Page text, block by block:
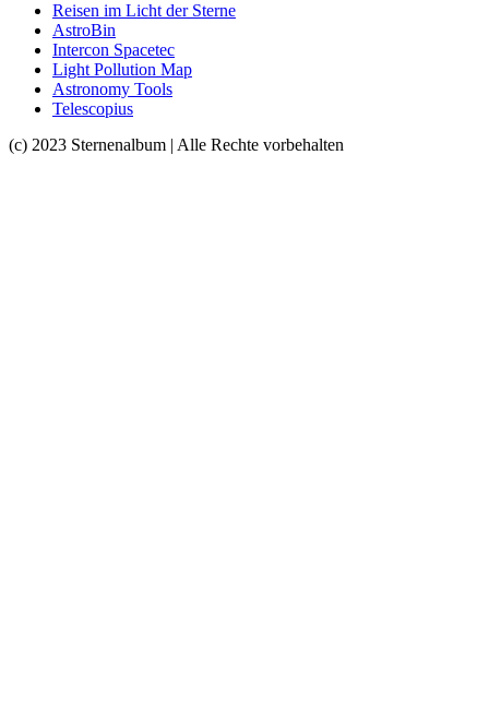
Reisen im Licht der Sterne
AstroBin
Intercon Spacetec
Light Pollution Map
Astronomy Tools
Telescopius
(c) 2023 Sternenalbum | Alle Rechte vorbehalten